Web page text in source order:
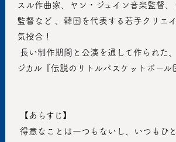
スル作曲家、ヤン・ジュイン音楽監督
監督など 、韓国を代表する若手クリエ
気投合！
ジカル『伝説のリトルバスケットボール
【あらすじ】